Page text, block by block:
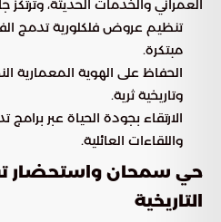
العمراني والخدمات الحديثة، وترتكز
تنظيم عروض فلكلورية تدمج
مبتكرة.
الحفاظ على الهوية المعمارية
وتاريخية ثرية.
الارتقاء بجودة الحياة عبر
واللقاءات العائلية.
حي سمحان واستحضار
التاريخية